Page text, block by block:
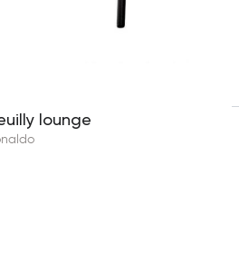
lounge